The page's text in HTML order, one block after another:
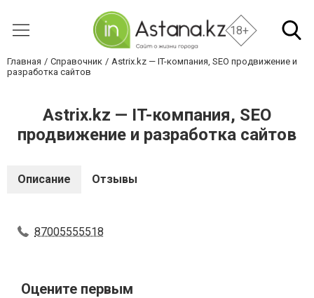
18+
Главная Справочник
Astrix.kz — IT-компания, SEO продвижение и
разработка сайтов
Astrix.kz — IT-компания, SEO
продвижение и разработка сайтов
Описание Отзывы
87005555518
Оцените первым